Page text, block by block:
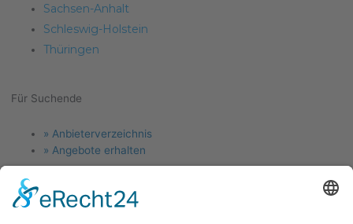
Sachsen-Anhalt
Schleswig-Holstein
Thüringen
Für Suchende
Menu
» Anbieterverzeichnis
» Angebote erhalten
Für Anlagenbauer